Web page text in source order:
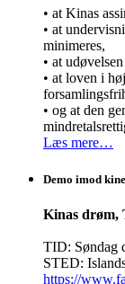
• at Kinas
• at
minimeres,
• at
• at loven i
• og at den
Læs mere…
Demo imod
Kinas drøm,
TID: Søndag
STED:
https://